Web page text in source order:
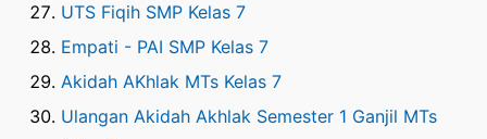
UTS Fiqih SMP Kelas 7
Empati - PAI SMP Kelas 7
Akidah AKhlak MTs Kelas 7
Ulangan Akidah Akhlak Semester 1 Ganjil MTs